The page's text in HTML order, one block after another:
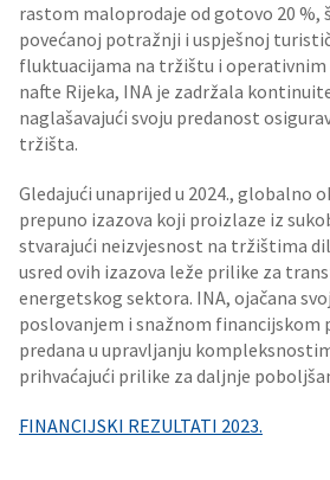
rastom maloprodaje od gotovo 20 %,
povećanoj potražnji i uspješnoj
fluktuacijama na tržištu i operativnim
nafte Rijeka, INA je zadržala
naglašavajući svoju predanost
tržišta.
Gledajući unaprijed u 2024., globalno
prepuno izazova koji proizlaze iz
stvarajući neizvjesnost na tržištima
usred ovih izazova leže prilike za
energetskog sektora. INA, ojačana
poslovanjem i snažnom financijskom
predana u upravljanju
prihvaćajući prilike za daljnje
FINANCIJSKI REZULTATI 2023.